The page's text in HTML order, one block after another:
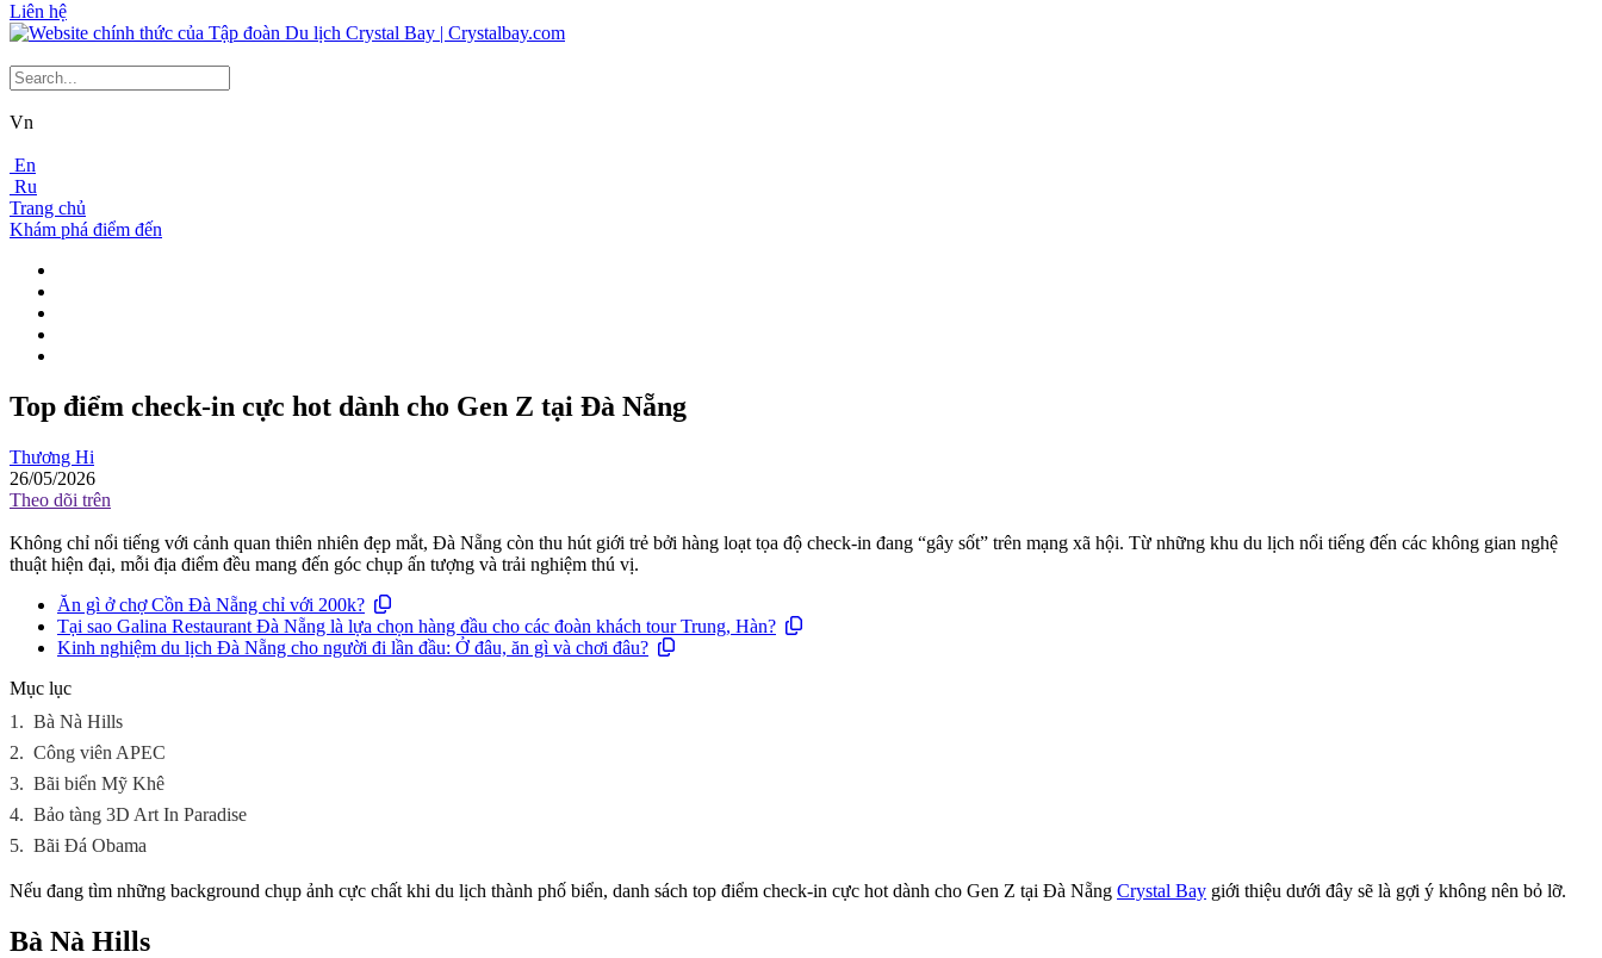
Liên hệ
Vn
En
Ru
Trang chủ
Khám phá điểm đến
Top điểm check-in cực hot dành cho Gen Z tại Đà Nẵng
Thương Hi
26/05/2026
Theo dõi trên
Không chỉ nổi tiếng với cảnh quan thiên nhiên đẹp mắt, Đà Nẵng còn thu hút giới trẻ bởi hàng loạt tọa độ check-in đang “gây sốt” trên mạng xã hội. Từ những khu du lịch nổi tiếng đến các không gian nghệ
thuật hiện đại, mỗi địa điểm đều mang đến góc chụp ấn tượng và trải nghiệm thú vị.
Ăn gì ở chợ Cồn Đà Nẵng chỉ với 200k?
Tại sao Galina Restaurant Đà Nẵng là lựa chọn hàng đầu cho các đoàn khách tour Trung, Hàn?
Kinh nghiệm du lịch Đà Nẵng cho người đi lần đầu: Ở đâu, ăn gì và chơi đâu?
Mục lục
1. Bà Nà Hills
2. Công viên APEC
3. Bãi biển Mỹ Khê
4. Bảo tàng 3D Art In Paradise
5. Bãi Đá Obama
Nếu đang tìm những background chụp ảnh cực chất khi du lịch thành phố biển, danh sách top điểm check-in cực hot dành cho Gen Z tại Đà Nẵng Crystal Bay giới thiệu dưới đây sẽ là gợi ý không nên bỏ lỡ.
Bà Nà Hills